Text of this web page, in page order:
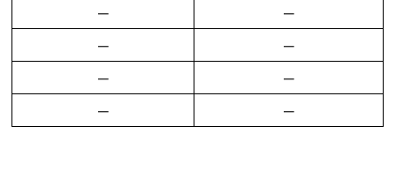
–
–
–
–
–
–
–
–